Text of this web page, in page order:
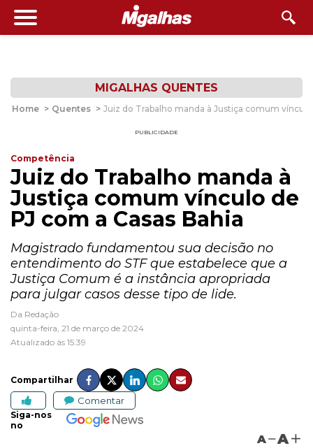
MIGALHAS QUENTES
Home > Quentes > Juiz do Trabalho manda à Justiça comum vínculo
PUBLICIDADE
Competência
Juiz do Trabalho manda à
Justiça comum vínculo de
PJ com a Casas Bahia
Magistrado fundamentou sua decisão no
entendimento do STF que estabelece que a
Justiça Comum é a instância apropriada
para julgar casos desse tipo de lide.
Da Redação
quinta-feira, 21 de março de 2024
Atualizado às 15:39
Compartilhar
Comentar
Siga-nos
no
A A